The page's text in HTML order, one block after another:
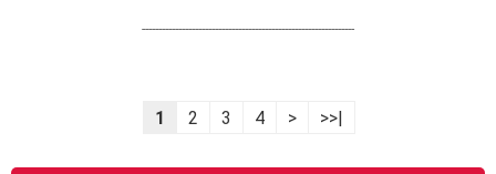
----------------------------------------------------------------
1 2 3 4 > >>|